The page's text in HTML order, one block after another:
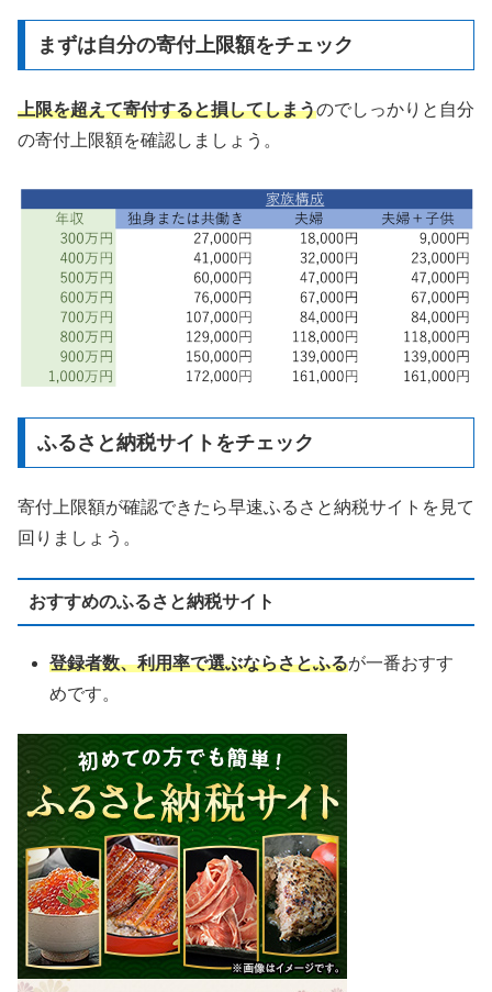
まずは自分の寄付上限額をチェック
上限を超えて寄付すると損してしまうのでしっかりと自分
の寄付上限額を確認しましょう。
ふるさと納税サイトをチェック
寄付上限額が確認できたら早速ふるさと納税サイトを見て
回りましょう。
おすすめのふるさと納税サイト
登録者数、利用率で選ぶならさとふるが一番おすす
めです。